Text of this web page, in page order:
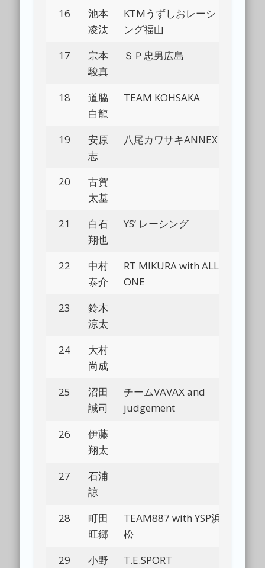
16
池本
凌汰
KTMうずしおレーシ
ング福山
17
宗本
駿真
ＳＰ忠男広島
18
道脇
白龍
TEAM KOHSAKA
19
安原
志
八尾カワサキANNEX
20
古賀
太基
21
白石
翔也
YS’ レーシング
22
中村
泰介
RT MIKURA with ALL-
ONE
23
鈴木
涼太
24
大村
尚成
25
沼田
誠司
チームVAVAX and
judgement
26
伊藤
翔太
27
石浦
諒
28
町田
旺郷
TEAM887 with YSP浜
松
29
小野
T.E.SPORT